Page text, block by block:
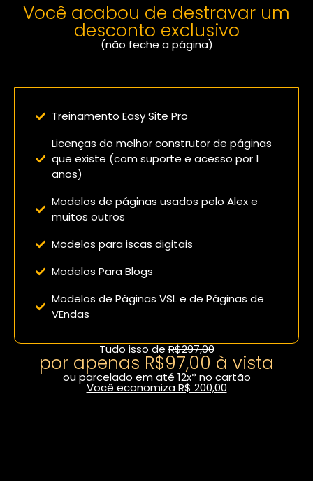
Você acabou de destravar um
desconto exclusivo
(não feche a página)
Confira o que você vai receber:
Treinamento Easy Site Pro
Licenças do melhor construtor de páginas
que existe (com suporte e acesso por 1
anos)
Modelos de páginas usados pelo Alex e
muitos outros
Modelos para iscas digitais
Modelos Para Blogs
Modelos de Páginas VSL e de Páginas de
VEndas
Tudo isso deR$297,00
por apenas R$97,00 à vista
ou parcelado em até 12x* no cartão
Você economiza R$ 200,00